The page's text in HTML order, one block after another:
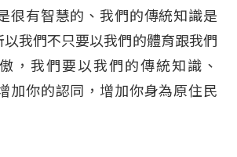
很有智慧的、我們的傳統知識是
我們不只要以我們的體育跟我們
，我們要以我們的傳統知識、
加你的認同，增加你身為原住民